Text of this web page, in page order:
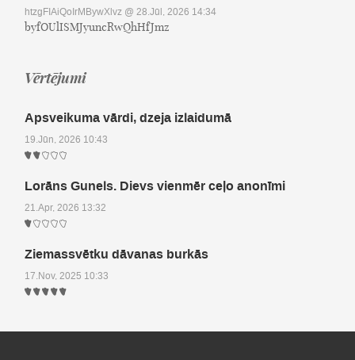
htzgFIAiQoIrMBywXlvz @ 28.Jūl, 2026 14:34
byfOUlISMJyuncRwQhHfJmz
Vērtējumi
Apsveikuma vārdi, dzeja izlaidumā
19.Jūn, 2026 10:43
Lorāns Gunels. Dievs vienmēr ceļo anonīmi
21.Apr, 2026 13:32
Ziemassvētku dāvanas burkās
17.Nov, 2025 10:33